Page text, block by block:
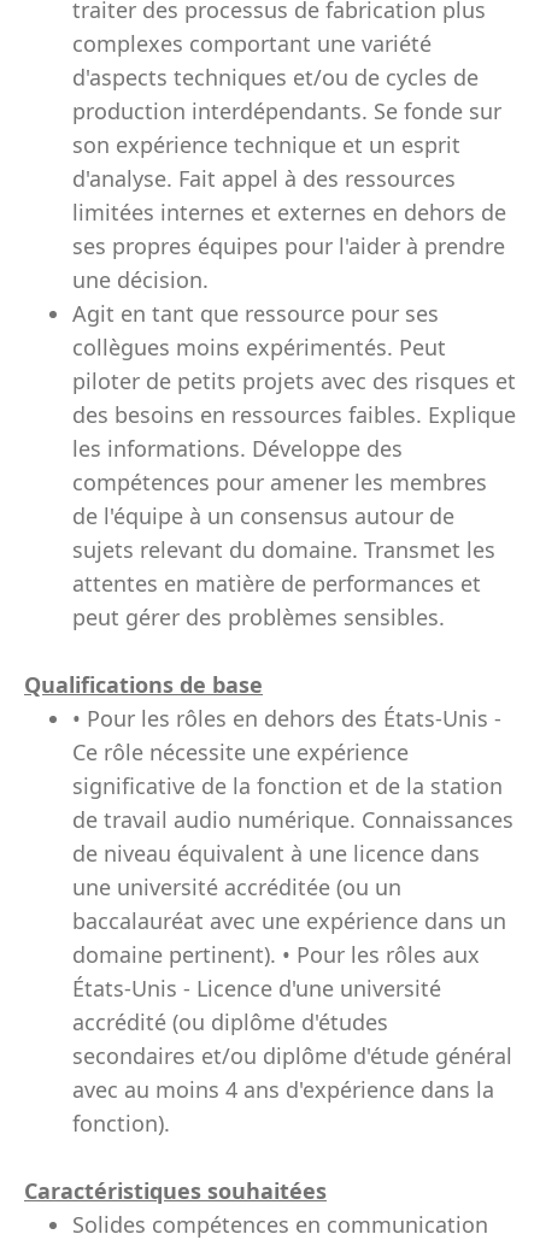
traiter des processus de fabrication plus
complexes comportant une variété
d'aspects techniques et/ou de cycles de
production interdépendants. Se fonde sur
son expérience technique et un esprit
d'analyse. Fait appel à des ressources
limitées internes et externes en dehors de
ses propres équipes pour l'aider à prendre
une décision.
Agit en tant que ressource pour ses
collègues moins expérimentés. Peut
piloter de petits projets avec des risques et
des besoins en ressources faibles. Explique
les informations. Développe des
compétences pour amener les membres
de l'équipe à un consensus autour de
sujets relevant du domaine. Transmet les
attentes en matière de performances et
peut gérer des problèmes sensibles.
Qualifications de base
• Pour les rôles en dehors des États-Unis -
Ce rôle nécessite une expérience
significative de la fonction et de la station
de travail audio numérique. Connaissances
de niveau équivalent à une licence dans
une université accréditée (ou un
baccalauréat avec une expérience dans un
domaine pertinent). • Pour les rôles aux
États-Unis - Licence d'une université
accrédité (ou diplôme d'études
secondaires et/ou diplôme d'étude général
avec au moins 4 ans d'expérience dans la
fonction).
Caractéristiques souhaitées
Solides compétences en communication